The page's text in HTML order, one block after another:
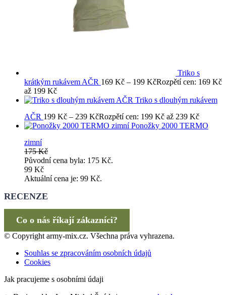
Triko s
krátkým rukávem AČR 169 Kč – 199 KčRozpětí cen: 169 Kč
až 199 Kč
Triko s dlouhým rukávem
AČR 199 Kč – 239 KčRozpětí cen: 199 Kč až 239 Kč
Ponožky 2000 TERMO
zimní
175Kč
Původní cena byla: 175 Kč.
99 Kč
Aktuální cena je: 99 Kč.
RECENZE
Co o nás říkají zákazníci?
© Copyright army-mix.cz. Všechna práva vyhrazena.
Souhlas se zpracováním osobních údajů
Cookies
Jak pracujeme s osobními údaji